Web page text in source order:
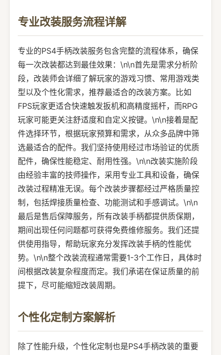
专业改装服务流程详解
专业的PS4手柄改装服务包含完整的流程体系，确保
每一次改装都达到最佳效果：\n\n首先是需求分析阶
段，改装师会详细了解玩家的游戏习惯、常用游戏类
型以及个性化需求，推荐最适合的改装方案。比如
FPS玩家更适合快速触发扳机和高精度摇杆，而RPG
玩家可能更关注舒适度和自定义按键。\n\n接着是配
件选择环节，根据玩家预算和需求，从众多品牌中筛
选最适合的配件。我们坚持使用经过市场验证的优质
配件，确保性能稳定、耐用性强。\n\n改装实施阶段
由经验丰富的技师操作，采用专业工具和设备，确保
改装过程精准无误。每个改装步骤都经过严格质量控
制，包括焊接质量检查、功能测试和手感调试。\n\n
最后是售后保障服务，所有改装手柄都提供质保期，
期间出现任何问题都可获得免费维修服务。我们还提
供使用指导，帮助玩家充分发挥改装手柄的性能优
势。\n\n整个改装流程通常需要1-3个工作日，具体时
间根据改装复杂程度而定。我们承诺在保证质量的前
提下，尽可能缩短改装周期。
个性化定制方案解析
除了性能升级，个性化定制也是PS4手柄改装的重要